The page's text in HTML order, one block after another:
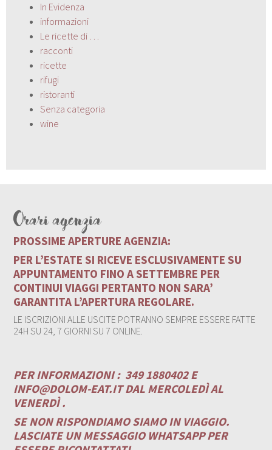
In Evidenza
informazioni
Le ricette di …
racconti
ricette
rifugi
ristoranti
Senza categoria
wine
Orari agenzia
PROSSIME APERTURE AGENZIA:
PER L’ESTATE SI RICEVE ESCLUSIVAMENTE SU
APPUNTAMENTO FINO A SETTEMBRE PER
CONTINUI VIAGGI PERTANTO NON SARA’
GARANTITA L’APERTURA REGOLARE.
LE ISCRIZIONI ALLE USCITE POTRANNO SEMPRE ESSERE FATTE
24H SU 24, 7 GIORNI SU 7 ONLINE.
PER INFORMAZIONI : 349 1880402 E
INFO@DOLOM-EAT.ITDAL MERCOLEDÌ AL
VENERDÌ .
SE NON RISPONDIAMO SIAMO IN VIAGGIO.
LASCIATE UN MESSAGGIO WHATSAPP PER